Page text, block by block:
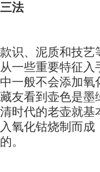
法
、泥质和技艺
一些重要特征入
一般不会添加
友看到壶色是墨
时代的老壶就基
氧化钴烧制而成
。